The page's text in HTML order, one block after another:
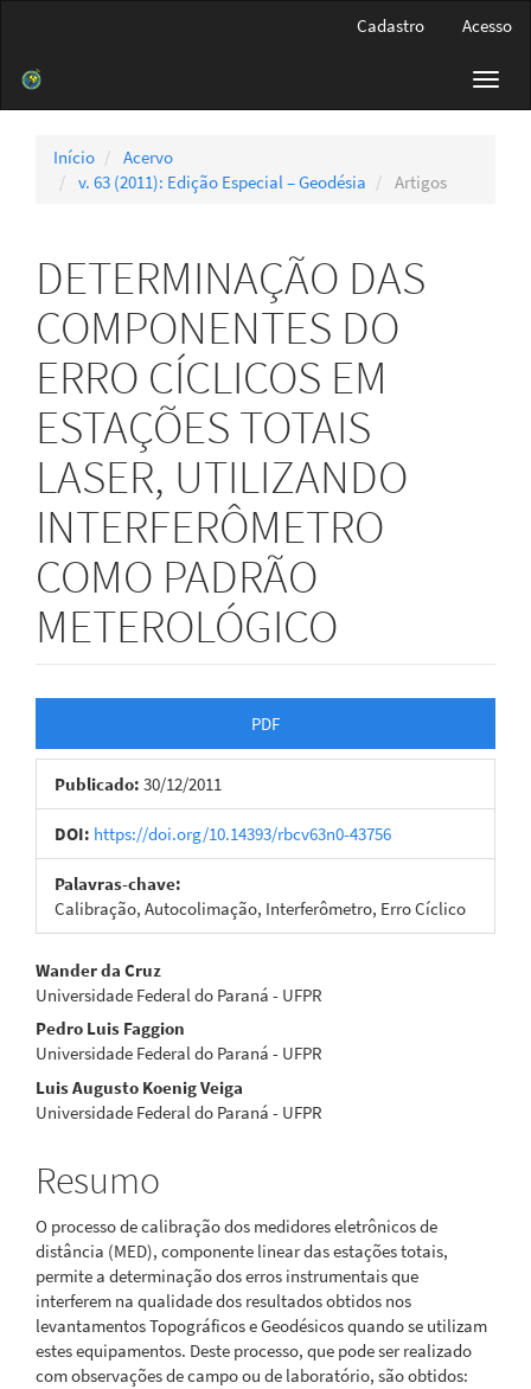
Barra
Cadastro Acesso
Início
Acervo
v. 63 (2011): Edição Especial – Geodésia
Artigos
DETERMINAÇÃO DAS
COMPONENTES DO
ERRO CÍCLICOS EM
ESTAÇÕES TOTAIS
LASER, UTILIZANDO
INTERFERÔMETRO
COMO PADRÃO
METEROLÓGICO
lateral
de
artigos
PDF
Publicado: 30/12/2011
DOI: https://doi.org/10.14393/rbcv63n0-43756
Palavras-chave:
Calibração, Autocolimação, Interferômetro, Erro Cíclico
Conteúdo
do
artigo
principal
Wander da Cruz
Universidade Federal do Paraná - UFPR
Pedro Luis Faggion
Universidade Federal do Paraná - UFPR
Luis Augusto Koenig Veiga
Universidade Federal do Paraná - UFPR
Resumo
O processo de calibração dos medidores eletrônicos de
distância (MED), componente linear das estações totais,
permite a determinação dos erros instrumentais que
interferem na qualidade dos resultados obtidos nos
levantamentos Topográficos e Geodésicos quando se utilizam
estes equipamentos. Deste processo, que pode ser realizado
com observações de campo ou de laboratório, são obtidos: